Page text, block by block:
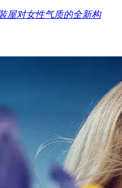
屋对女性气质的全新构